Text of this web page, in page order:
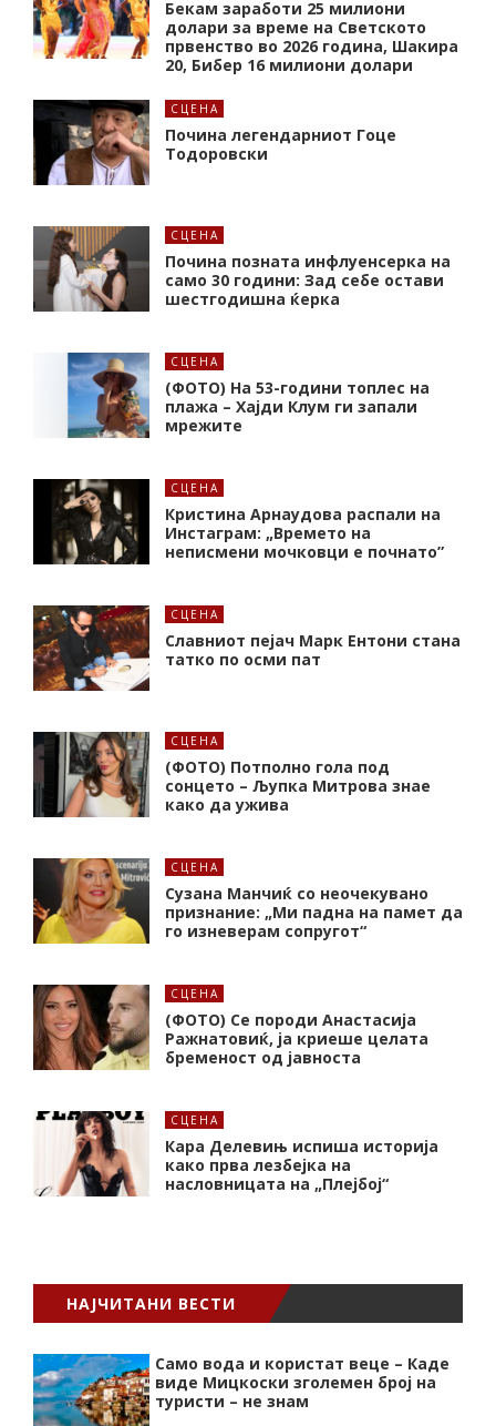
Бекам заработи 25 милиони
долари за време на Светското
првенство во 2026 година, Шакира
20, Бибер 16 милиони долари
СЦЕНА
Почина легендарниот Гоце
Тодоровски
СЦЕНА
Почина позната инфлуенсерка на
само 30 години: Зад себе остави
шестгодишна ќерка
СЦЕНА
(ФОТО) На 53-години топлес на
плажа – Хајди Клум ги запали
мрежите
СЦЕНА
Кристина Арнаудова распали на
Инстаграм: „Времето на
неписмени мочковци е почнато”
СЦЕНА
Славниот пејач Марк Ентони стана
татко по осми пат
СЦЕНА
(ФОТО) Потполно гола под
сонцето – Љупка Митрова знае
како да ужива
СЦЕНА
Сузана Манчиќ со неочекувано
признание: „Ми падна на памет да
го изневерам сопругот“
СЦЕНА
(ФОТО) Се породи Анастасија
Ражнатовиќ, ја криеше целата
бременост од јавноста
СЦЕНА
Кара Делевињ испиша историја
како прва лезбејка на
насловницата на „Плејбој“
НАЈЧИТАНИ ВЕСТИ
Само вода и користат веце – Каде
виде Мицкоски зголемен број на
туристи – не знам